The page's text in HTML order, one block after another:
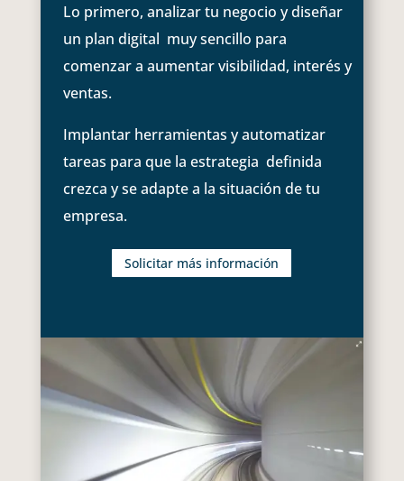
Lo primero, analizar tu negocio y diseñar
un plan digital muy sencillo para
comenzar a aumentar visibilidad, interés y
ventas.
Implantar herramientas y automatizar
tareas para que la estrategia definida
crezca y se adapte a la situación de tu
empresa.
Solicitar más información